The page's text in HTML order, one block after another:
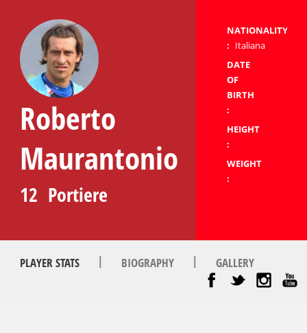
Roberto
Maurantonio
12 Portiere
NATIONALITY
: Italiana
DATE
OF
BIRTH
:
HEIGHT
:
WEIGHT
:
PLAYER STATS | BIOGRAPHY | GALLERY